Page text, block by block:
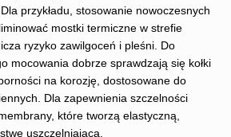
przykładu, stosowanie nowoczesnych
mostki termiczne w strefie
ryzyko zawilgoceń i pleśni. Do
mocowania dobrze sprawdzają się kołki
na korozję, dostosowane do
Dla zapewnienia szczelności
które tworzą elastyczną,
uszczelniającą.